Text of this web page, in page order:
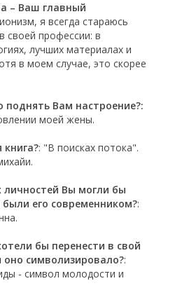
– Ваш главный
я всегда стараюсь
своей профессии: в
лучших материалах и
в моем случае, это скорее
поднять Вам настроение?:
моей жены.
: "В поисках потока".
личностей Вы могли бы
его современником?:
бы перенести в свой
символизировало?:
- символ молодости и